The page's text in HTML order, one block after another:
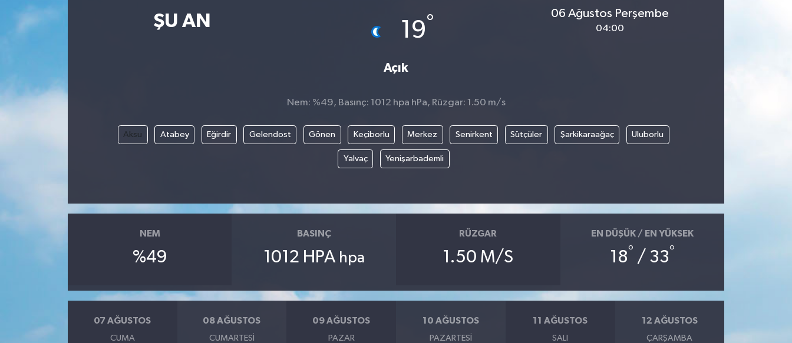
ŞU AN 19°
Açık
06 Ağustos Perşembe
04:00
Nem: %49, Basınç: 1012 hpa hPa, Rüzgar: 1.50 m/s
Aksu Atabey Eğirdir Gelendost Gönen Keçiborlu Merkez Senirkent Sütçüler Şarkikaraağaç Uluborlu
Yalvaç Yenişarbademli
NEM
%49
BASINÇ
1012 HPA hpa
RÜZGAR
1.50 M/S
EN DÜŞÜK / EN YÜKSEK
18° / 33°
07 AĞUSTOS
CUMA
08 AĞUSTOS
CUMARTESI
09 AĞUSTOS
PAZAR
10 AĞUSTOS
PAZARTESI
11 AĞUSTOS
SALI
12 AĞUSTOS
ÇARŞAMBA